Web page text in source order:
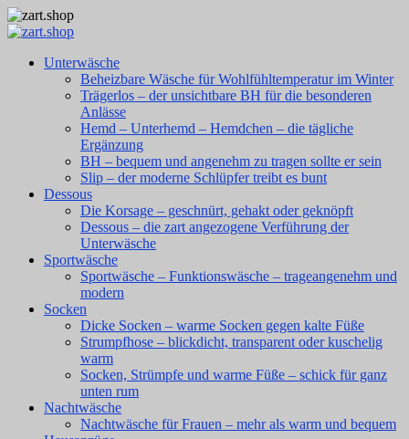
Unterwäsche
Beheizbare Wäsche für Wohlfühltemperatur im Winter
Trägerlos – der unsichtbare BH für die besonderen
Anlässe
Hemd – Unterhemd – Hemdchen – die tägliche
Ergänzung
BH – bequem und angenehm zu tragen sollte er sein
Slip – der moderne Schlüpfer treibt es bunt
Dessous
Die Korsage – geschnürt, gehakt oder geknöpft
Dessous – die zart angezogene Verführung der
Unterwäsche
Sportwäsche
Sportwäsche – Funktionswäsche – trageangenehm und
modern
Socken
Dicke Socken – warme Socken gegen kalte Füße
Strumpfhose – blickdicht, transparent oder kuschelig
warm
Socken, Strümpfe und warme Füße – schick für ganz
unten rum
Nachtwäsche
Nachtwäsche für Frauen – mehr als warm und bequem